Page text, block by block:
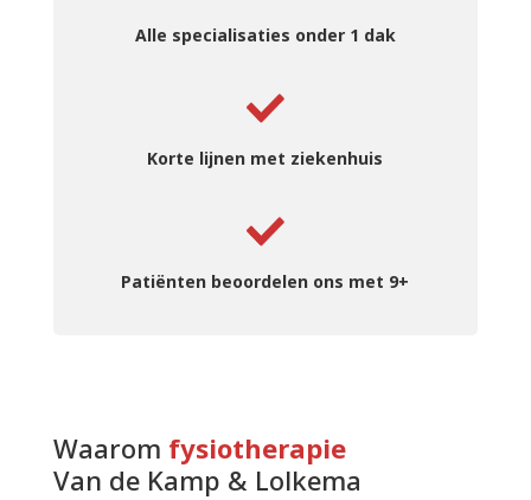
Alle specialisaties onder 1 dak
Korte lijnen met ziekenhuis
Patiënten beoordelen ons met 9+
Waarom fysiotherapie
Van de Kamp & Lolkema